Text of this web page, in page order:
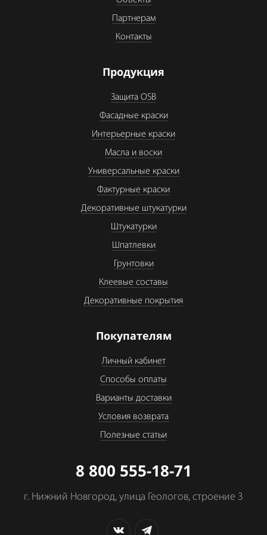
Партнерам
Контакты
Продукция
Защита OSB
Фасадные краски
Интерьерные краски
Масла и воски
Универсальные краски
Фактурные краски
Декоративные штукатурки
Штукатурки
Шпатлевки
Грунтовки
Клеевые составы
Декоративные покрытия
Покупателям
Личный кабинет
Способы оплаты
Варианты доставки
Условия возврата
Полезные статьи
8 800 555-18-71
г. Нижний Новгород, улица Геологов, строение 3